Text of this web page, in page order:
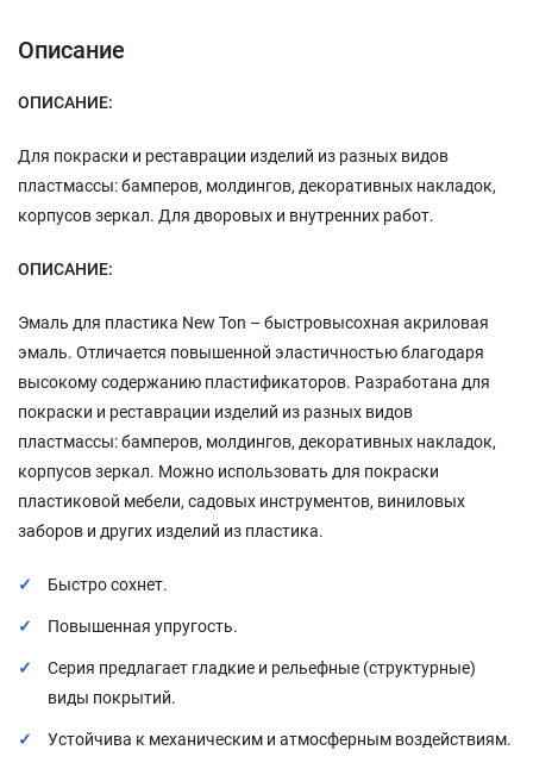
Описание
ОПИСАНИЕ:
Для покраски и реставрации изделий из разных видов
пластмассы: бамперов, молдингов, декоративных накладок,
корпусов зеркал. Для дворовых и внутренних работ.
ОПИСАНИЕ:
Эмаль для пластика New Ton – быстровысохная акриловая
эмаль. Отличается повышенной эластичностью благодаря
высокому содержанию пластификаторов. Разработана для
покраски и реставрации изделий из разных видов
пластмассы: бамперов, молдингов, декоративных накладок,
корпусов зеркал. Можно использовать для покраски
пластиковой мебели, садовых инструментов, виниловых
заборов и других изделий из пластика.
Быстро сохнет.
Повышенная упругость.
Серия предлагает гладкие и рельефные (структурные)
виды покрытий.
Устойчива к механическим и атмосферным воздействиям.